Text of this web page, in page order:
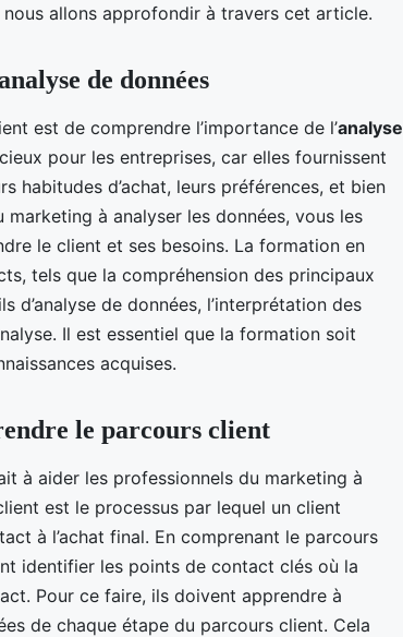
allons approfondir à travers cet article.
de données
est de comprendre l’importance de l’analyse
pour les entreprises, car elles fournissent
habitudes d’achat, leurs préférences, et bien
à analyser les données, vous les
le client et ses besoins. La formation en
tels que la compréhension des principaux
d’analyse de données, l’interprétation des
Il est essentiel que la formation soit
acquises.
le parcours client
à aider les professionnels du marketing à
est le processus par lequel un client
à l’achat final. En comprenant le parcours
identifier les points de contact clés où la
Pour ce faire, ils doivent apprendre à
de chaque étape du parcours client. Cela